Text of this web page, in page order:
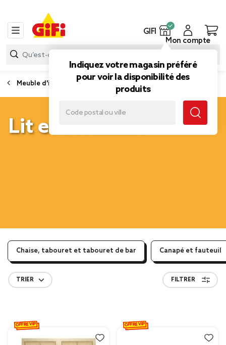
GIFI
Indiquez votre magasin préféré
pour voir la disponibilité des
produits
Mon compte
Meuble d'intérieur
Lit et sommier
Chaise, tabouret et tabouret de bar Canapé et fauteuil
TRIER FILTRER
OFFRE VIP OFFRE VIP